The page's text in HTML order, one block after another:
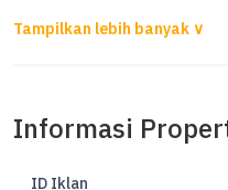
- dekat ke Bina Bangsa School (
- dekat akses tol Jatingaleh
- dekat ke Akpol sultan agung
Informasi
ID Iklan